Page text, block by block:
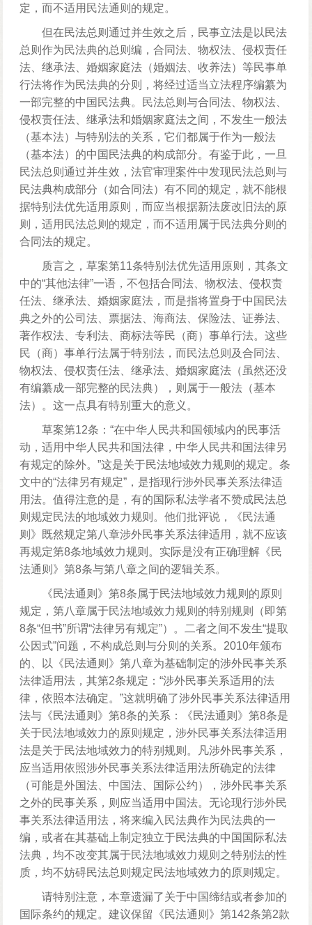
定，而不适用民法通则的规定。
但在民法总则通过并生效之后，民事立法是以民法
总则作为民法典的总则编，合同法、物权法、侵权责任
法、继承法、婚姻家庭法（婚姻法、收养法）等民事单
行法将作为民法典的分则，将经过适当立法程序编纂为
一部完整的中国民法典。民法总则与合同法、物权法、
侵权责任法、继承法和婚姻家庭法之间，不发生一般法
（基本法）与特别法的关系，它们都属于作为一般法
（基本法）的中国民法典的构成部分。有鉴于此，一旦
民法总则通过并生效，法官审理案件中发现民法总则与
民法典构成部分（如合同法）有不同的规定，就不能根
据特别法优先适用原则，而应当根据新法废改旧法的原
则，适用民法总则的规定，而不适用属于民法典分则的
合同法的规定。
质言之，草案第11条特别法优先适用原则，其条文
中的“其他法律”一语，不包括合同法、物权法、侵权责
任法、继承法、婚姻家庭法，而是指将置身于中国民法
典之外的公司法、票据法、海商法、保险法、证券法、
著作权法、专利法、商标法等民（商）事单行法。这些
民（商）事单行法属于特别法，而民法总则及合同法、
物权法、侵权责任法、继承法、婚姻家庭法（虽然还没
有编纂成一部完整的民法典），则属于一般法（基本
法）。这一点具有特别重大的意义。
草案第12条：“在中华人民共和国领域内的民事活
动，适用中华人民共和国法律，中华人民共和国法律另
有规定的除外。”这是关于民法地域效力规则的规定。条
文中的“法律另有规定”，是指现行涉外民事关系法律适
用法。值得注意的是，有的国际私法学者不赞成民法总
则规定民法的地域效力规则。他们批评说，《民法通
则》既然规定第八章涉外民事关系法律适用，就不应该
再规定第8条地域效力规则。实际是没有正确理解《民
法通则》第8条与第八章之间的逻辑关系。
《民法通则》第8条属于民法地域效力规则的原则
规定，第八章属于民法地域效力规则的特别规则（即第
8条“但书”所谓“法律另有规定”）。二者之间不发生“提取
公因式”问题，不构成总则与分则的关系。2010年颁布
的、以《民法通则》第八章为基础制定的涉外民事关系
法律适用法，其第2条规定：“涉外民事关系适用的法
律，依照本法确定。”这就明确了涉外民事关系法律适用
法与《民法通则》第8条的关系：《民法通则》第8条是
关于民法地域效力的原则规定，涉外民事关系法律适用
法是关于民法地域效力的特别规则。凡涉外民事关系，
应当适用依照涉外民事关系法律适用法所确定的法律
（可能是外国法、中国法、国际公约），涉外民事关系
之外的民事关系，则应当适用中国法。无论现行涉外民
事关系法律适用法，将来编入民法典作为民法典的一
编，或者在其基础上制定独立于民法典的中国国际私法
法典，均不改变其属于民法地域效力规则之特别法的性
质，均不妨碍民法总则规定民法地域效力的原则规定。
请特别注意，本章遗漏了关于中国缔结或者参加的
国际条约的规定。建议保留《民法通则》第142条第2款